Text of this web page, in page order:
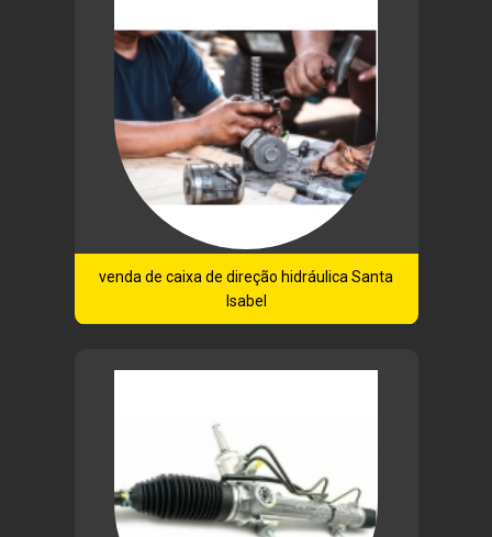
venda de caixa de direção hidráulica Santa
Isabel